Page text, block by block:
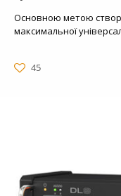
Основною метою
максимальної
45